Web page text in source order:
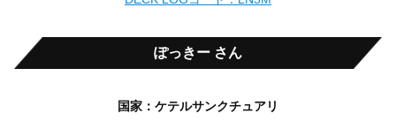
ぽっきー さん
国家：ケテルサンクチュアリ